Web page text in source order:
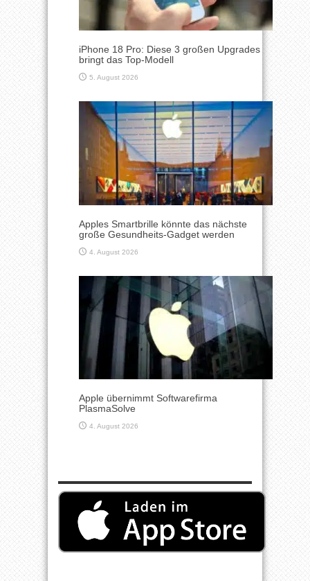
iPhone 18 Pro: Diese 3 großen Upgrades
bringt das Top-Modell
5. August 2026
Apples Smartbrille könnte das nächste
große Gesundheits-Gadget werden
4. August 2026
Apple übernimmt Softwarefirma
PlasmaSolve
4. August 2026